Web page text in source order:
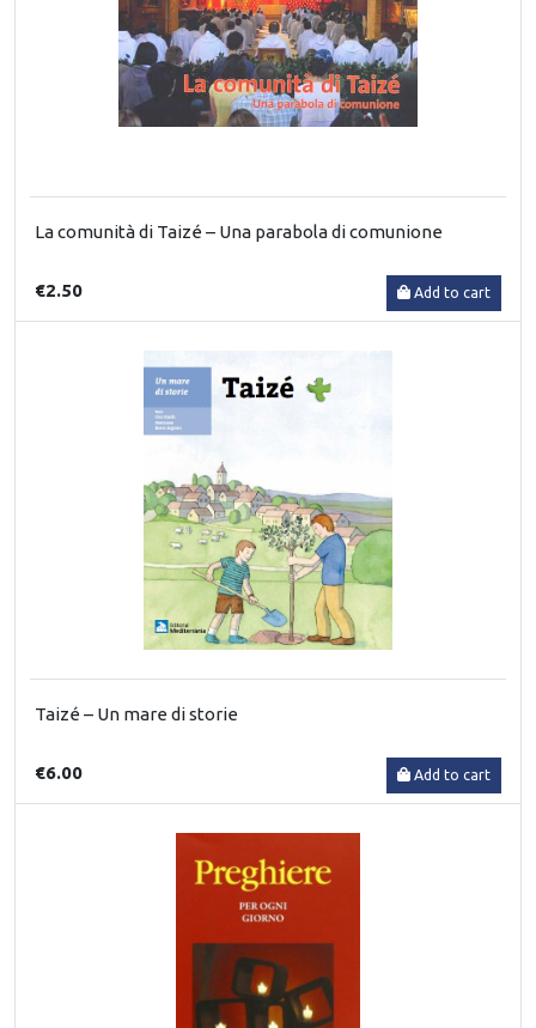
La comunità di Taizé – Una parabola di comunione
€2.50 Add to cart
Taizé – Un mare di storie
€6.00 Add to cart